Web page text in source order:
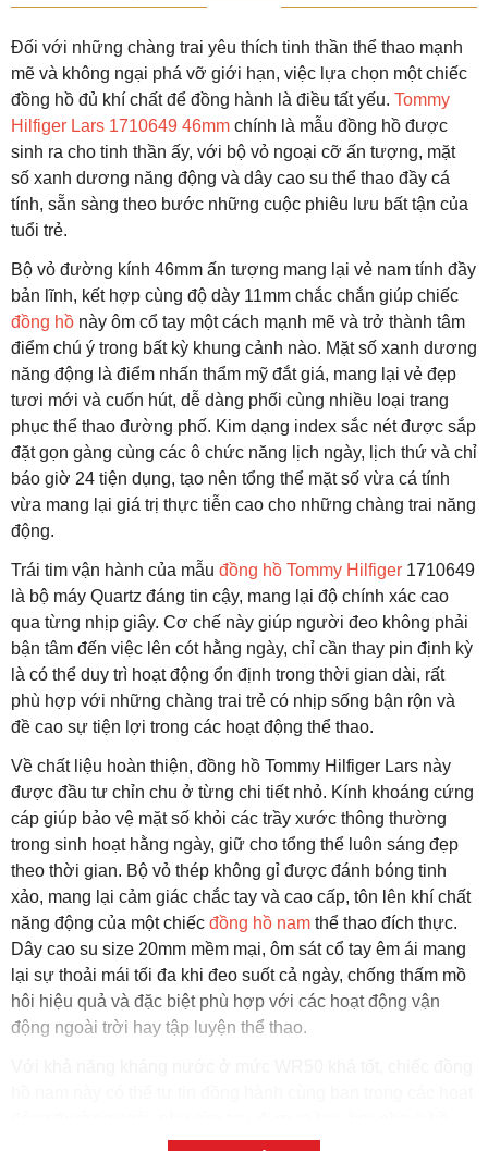
Đối với những chàng trai yêu thích tinh thần thể thao mạnh
mẽ và không ngại phá vỡ giới hạn, việc lựa chọn một chiếc
đồng hồ đủ khí chất để đồng hành là điều tất yếu. Tommy
Hilfiger Lars 1710649 46mm chính là mẫu đồng hồ được
sinh ra cho tinh thần ấy, với bộ vỏ ngoại cỡ ấn tượng, mặt
số xanh dương năng động và dây cao su thể thao đầy cá
tính, sẵn sàng theo bước những cuộc phiêu lưu bất tận của
tuổi trẻ.
Bộ vỏ đường kính 46mm ấn tượng mang lại vẻ nam tính đầy
bản lĩnh, kết hợp cùng độ dày 11mm chắc chắn giúp chiếc
đồng hồ này ôm cổ tay một cách mạnh mẽ và trở thành tâm
điểm chú ý trong bất kỳ khung cảnh nào. Mặt số xanh dương
năng động là điểm nhấn thẩm mỹ đắt giá, mang lại vẻ đẹp
tươi mới và cuốn hút, dễ dàng phối cùng nhiều loại trang
phục thể thao đường phố. Kim dạng index sắc nét được sắp
đặt gọn gàng cùng các ô chức năng lịch ngày, lịch thứ và chỉ
báo giờ 24 tiện dụng, tạo nên tổng thể mặt số vừa cá tính
vừa mang lại giá trị thực tiễn cao cho những chàng trai năng
động.
Trái tim vận hành của mẫu đồng hồ Tommy Hilfiger 1710649
là bộ máy Quartz đáng tin cậy, mang lại độ chính xác cao
qua từng nhịp giây. Cơ chế này giúp người đeo không phải
bận tâm đến việc lên cót hằng ngày, chỉ cần thay pin định kỳ
là có thể duy trì hoạt động ổn định trong thời gian dài, rất
phù hợp với những chàng trai trẻ có nhịp sống bận rộn và
đề cao sự tiện lợi trong các hoạt động thể thao.
Về chất liệu hoàn thiện, đồng hồ Tommy Hilfiger Lars này
được đầu tư chỉn chu ở từng chi tiết nhỏ. Kính khoáng cứng
cáp giúp bảo vệ mặt số khỏi các trầy xước thông thường
trong sinh hoạt hằng ngày, giữ cho tổng thể luôn sáng đẹp
theo thời gian. Bộ vỏ thép không gỉ được đánh bóng tinh
xảo, mang lại cảm giác chắc tay và cao cấp, tôn lên khí chất
năng động của một chiếc đồng hồ nam thể thao đích thực.
Dây cao su size 20mm mềm mại, ôm sát cổ tay êm ái mang
lại sự thoải mái tối đa khi đeo suốt cả ngày, chống thấm mồ
hôi hiệu quả và đặc biệt phù hợp với các hoạt động vận
động ngoài trời hay tập luyện thể thao.
nước tĩnh, tuy nhiên nên tránh tiếp xúc với nước áp lực cao